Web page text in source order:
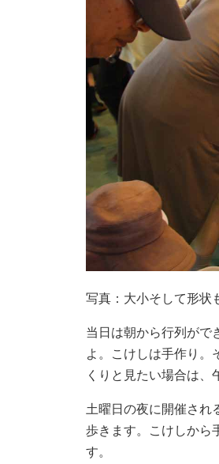
写真：大小そして形状
当日は朝から行列がで
よ。こけしは手作り。
くりと見たい場合は、
土曜日の夜に開催され
歩きます。こけしから
す。